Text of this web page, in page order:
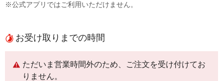
※公式アプリではご利用いただけません。
お受け取りまでの時間
ただいま営業時間外のため、ご注文を受け付けてお
りません。